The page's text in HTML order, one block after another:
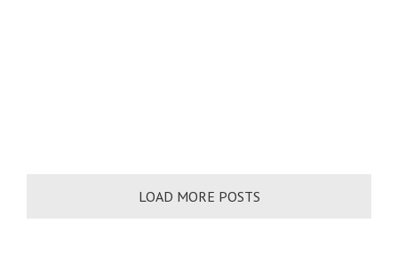
LOAD MORE POSTS